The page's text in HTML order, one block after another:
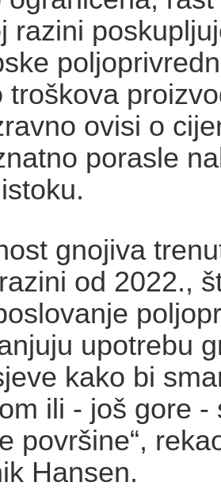
razini
troškova
ovisi o
porasle
gnojiva
od 2022.,
upotrebu
kako bi
ili - još gore -
površine“,
Hansen.